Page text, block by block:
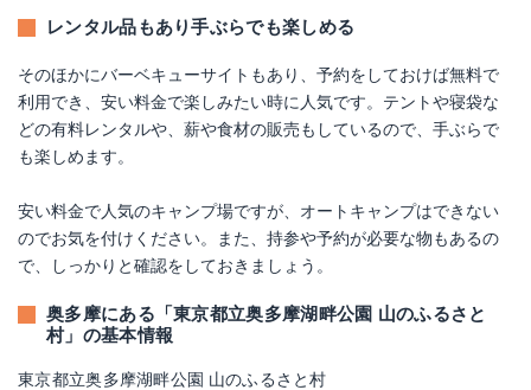
レンタル品もあり手ぶらでも楽しめる
そのほかにバーベキューサイトもあり、予約をしておけば無料で
利用でき、安い料金で楽しみたい時に人気です。テントや寝袋な
どの有料レンタルや、薪や食材の販売もしているので、手ぶらで
も楽しめます。
安い料金で人気のキャンプ場ですが、オートキャンプはできない
のでお気を付けください。また、持参や予約が必要な物もあるの
で、しっかりと確認をしておきましょう。
奥多摩にある「東京都立奥多摩湖畔公園 山のふるさと
村」の基本情報
東京都立奥多摩湖畔公園 山のふるさと村